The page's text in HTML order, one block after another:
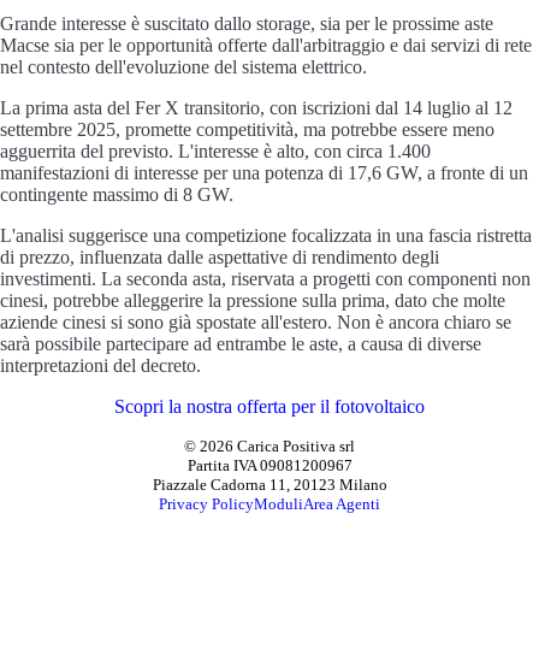
Grande interesse è suscitato dallo storage, sia per le prossime aste
Macse sia per le opportunità offerte dall'arbitraggio e dai servizi di rete
nel contesto dell'evoluzione del sistema elettrico.
La prima asta del Fer X transitorio, con iscrizioni dal 14 luglio al 12
settembre 2025, promette competitività, ma potrebbe essere meno
agguerrita del previsto. L'interesse è alto, con circa 1.400
manifestazioni di interesse per una potenza di 17,6 GW, a fronte di un
contingente massimo di 8 GW.
L'analisi suggerisce una competizione focalizzata in una fascia ristretta
di prezzo, influenzata dalle aspettative di rendimento degli
investimenti. La seconda asta, riservata a progetti con componenti non
cinesi, potrebbe alleggerire la pressione sulla prima, dato che molte
aziende cinesi si sono già spostate all'estero. Non è ancora chiaro se
sarà possibile partecipare ad entrambe le aste, a causa di diverse
interpretazioni del decreto.
Scopri la nostra offerta per il fotovoltaico
© 2026 Carica Positiva srl
Partita IVA 09081200967
Piazzale Cadorna 11, 20123 Milano
Privacy PolicyModuliArea Agenti